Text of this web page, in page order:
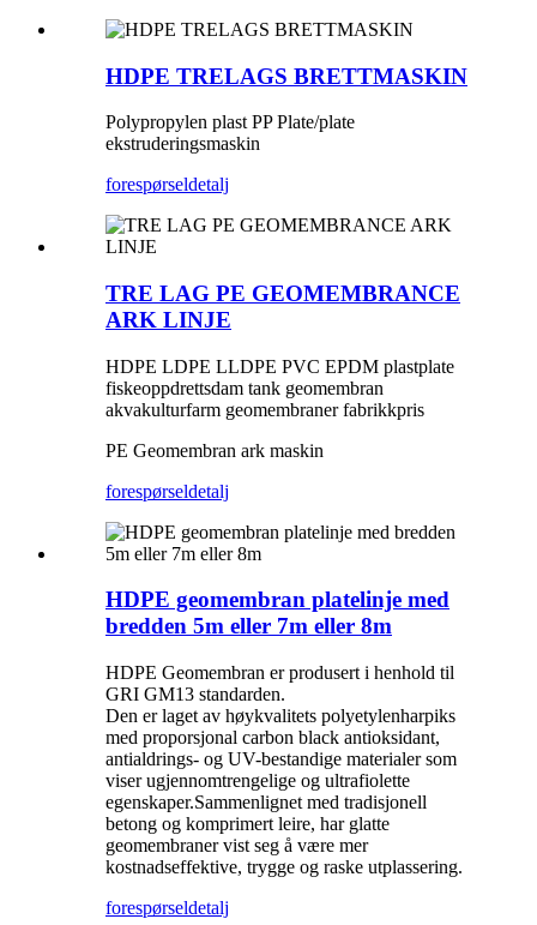
HDPE TRELAGS BRETTMASKIN
Polypropylen plast PP Plate/plate
ekstruderingsmaskin
forespørseldetalj
TRE LAG PE GEOMEMBRANCE
ARK LINJE
HDPE LDPE LLDPE PVC EPDM plastplate
fiskeoppdrettsdam tank geomembran
akvakulturfarm geomembraner fabrikkpris
PE Geomembran ark maskin
forespørseldetalj
HDPE geomembran platelinje med
bredden 5m eller 7m eller 8m
HDPE Geomembran er produsert i henhold til
GRI GM13 standarden.
Den er laget av høykvalitets polyetylenharpiks
med proporsjonal carbon black antioksidant,
antialdrings- og UV-bestandige materialer som
viser ugjennomtrengelige og ultrafiolette
egenskaper.Sammenlignet med tradisjonell
betong og komprimert leire, har glatte
geomembraner vist seg å være mer
kostnadseffektive, trygge og raske utplassering.
forespørseldetalj